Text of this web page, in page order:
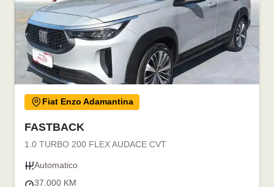
Fiat Enzo Adamantina
FASTBACK
1.0 TURBO 200 FLEX AUDACE CVT
Automatico
37.000 KM